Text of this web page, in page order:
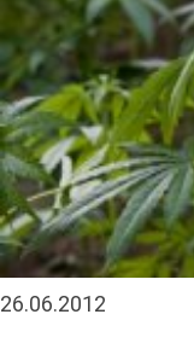
26.06.2012